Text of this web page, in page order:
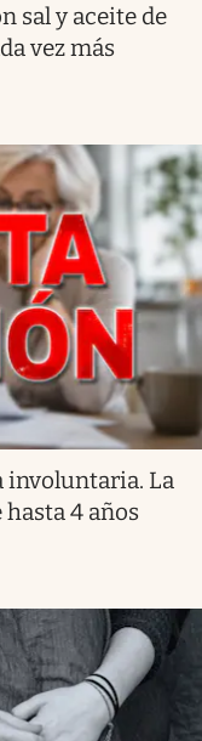
sal y aceite de
vez más
involuntaria. La
4 años